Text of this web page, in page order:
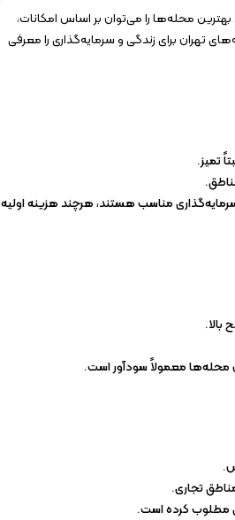
محله‌ها را می‌توان بر اساس امکانات،
تهران برای زندگی و سرمایه‌گذاری را معرفی
تمیز.
مناسب هستند، هرچند هزینه اولیه
بالا.
محله‌ها معمولاً سودآور است.
تجاری.
مطلوب کرده است.